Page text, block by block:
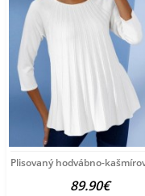
Plisovaný hodvábno-
89.90€